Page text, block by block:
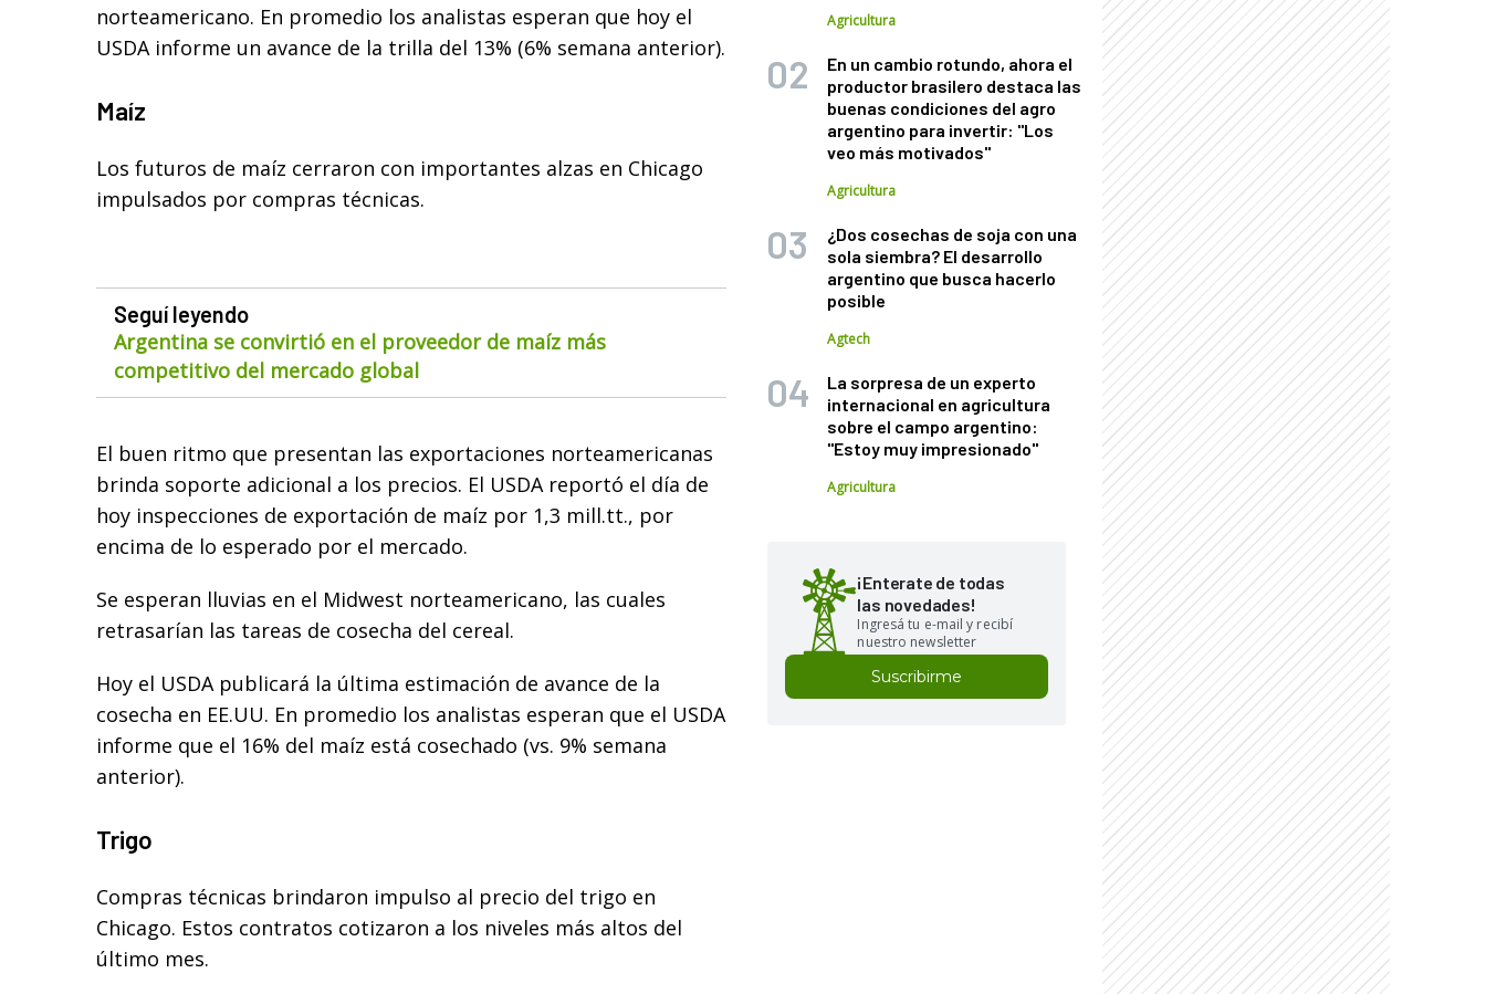
norteamericano. En promedio los analistas esperan que hoy el
USDA informe un avance de la trilla del 13% (6% semana anterior).
Maíz
Los futuros de maíz cerraron con importantes alzas en Chicago
impulsados por compras técnicas.
Seguí leyendo
Argentina se convirtió en el proveedor de maíz más
competitivo del mercado global
El buen ritmo que presentan las exportaciones norteamericanas
brinda soporte adicional a los precios. El USDA reportó el día de
hoy inspecciones de exportación de maíz por 1,3 mill.tt., por
encima de lo esperado por el mercado.
Se esperan lluvias en el Midwest norteamericano, las cuales
retrasarían las tareas de cosecha del cereal.
Hoy el USDA publicará la última estimación de avance de la
cosecha en EE.UU. En promedio los analistas esperan que el USDA
informe que el 16% del maíz está cosechado (vs. 9% semana
anterior).
Trigo
Compras técnicas brindaron impulso al precio del trigo en
Chicago. Estos contratos cotizaron a los niveles más altos del
último mes.
Agricultura
En un cambio rotundo, ahora el
productor brasilero destaca las
buenas condiciones del agro
argentino para invertir: "Los
veo más motivados"
Agricultura
¿Dos cosechas de soja con una
sola siembra? El desarrollo
argentino que busca hacerlo
posible
Agtech
La sorpresa de un experto
internacional en agricultura
sobre el campo argentino:
"Estoy muy impresionado"
Agricultura
¡Enterate de todas
las novedades!
Ingresá tu e-mail y recibí
nuestro newsletter
Suscribirme